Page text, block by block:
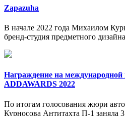
Zapazuha
В начале 2022 года Михаилом
бренд-студия предметного
Награждение на
ADDAWARDS 2022
По итогам голосования жюри
Курносова Антитахта П-1 заняла